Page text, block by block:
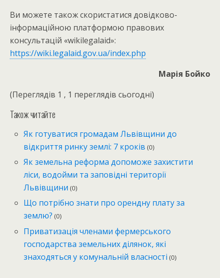
Ви можете також скористатися довідково-
інформаційною платформою правових
консультацій «wikilegalaid»:
https://wiki.legalaid.gov.ua/index.php
Марія Бойко
(Переглядів 1 , 1 переглядів сьогодні)
Також читайте
Як готуватися громадам Львівщини до
відкриття ринку землі: 7 кроків (0)
Як земельна реформа допоможе захистити
ліси, водойми та заповідні території
Львівщини (0)
Що потрібно знати про орендну плату за
землю? (0)
Приватизація членами фермерського
господарства земельних ділянок, які
знаходяться у комунальній власності (0)